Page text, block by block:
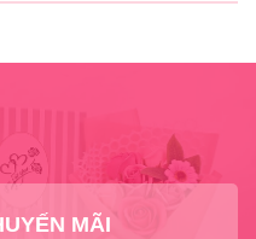
MÃI